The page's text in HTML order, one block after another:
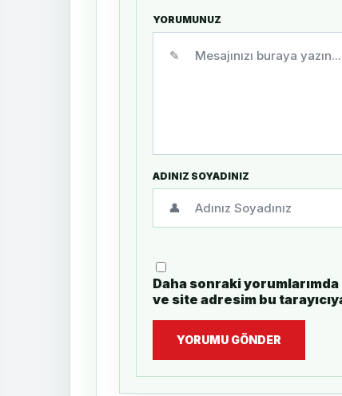
YORUMUNUZ
✎
ADINIZ SOYADINIZ
👤
Daha sonraki
ve site adresim bu
YORUMU GÖNDER